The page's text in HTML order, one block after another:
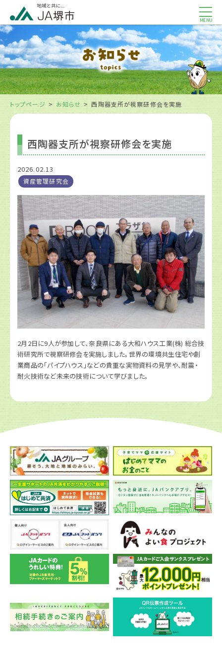
MENU
トップページ お知らせ 西陶器支所が視察研修会を実施
西陶器支所が視察研修会を実施
2026.02.13
資産管理研究会
2月2日に9人が参加して、奈良県にある大和ハウス工業(株) 総合技
術研究所で視察研修会を実施しました。世界の環境共生住宅や創
業商品の「パイプハウス」などの貴重な実物資料の見学や、耐震・
耐火技術など未来の技術について学びました。